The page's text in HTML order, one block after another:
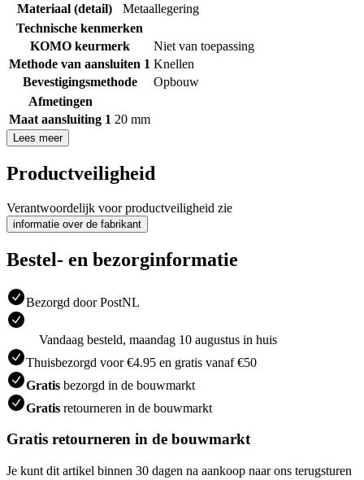
Materiaal (detail)
Metaallegering
Technische kenmerken
KOMO keurmerk
Niet van toepassing
Methode van aansluiten 1 Knellen
Bevestigingsmethode
Opbouw
Afmetingen
Maat aansluiting 1 20 mm
Lees meer
Productveiligheid
Verantwoordelijk voor productveiligheid zie
informatie over de fabrikant
Bestel- en bezorginformatie
Bezorgd door PostNL
Vandaag besteld, maandag 10 augustus in huis
Thuisbezorgd voor €4.95 en gratis vanaf €50
Gratis bezorgd in de bouwmarkt
Gratis retourneren in de bouwmarkt
Gratis retourneren in de bouwmarkt
Je kunt dit artikel binnen 30 dagen na aankoop naar ons terugsturen